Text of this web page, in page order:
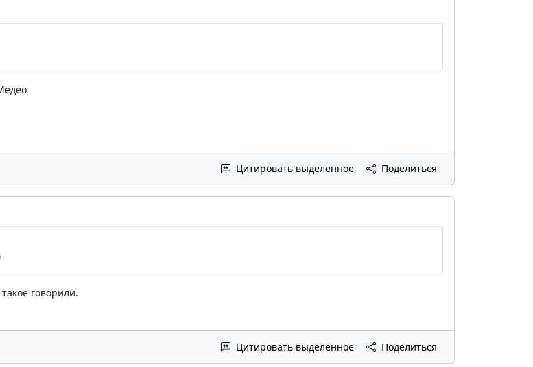
Цитировать выделенное Поделиться
говорили.
Цитировать выделенное Поделиться